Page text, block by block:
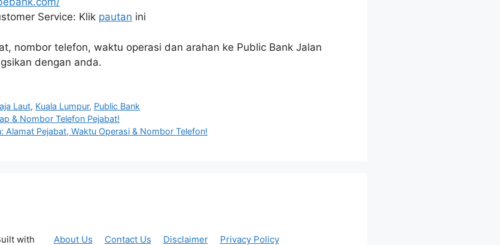
Service: Klik pautan ini
nombor telefon, waktu operasi dan arahan ke Public Bank Jalan
dengan anda.
Laut, Kuala Lumpur, Public Bank
& Nombor Telefon Pejabat!
Alamat Pejabat, Waktu Operasi & Nombor Telefon!
About Us Contact Us Disclaimer Privacy Policy
with